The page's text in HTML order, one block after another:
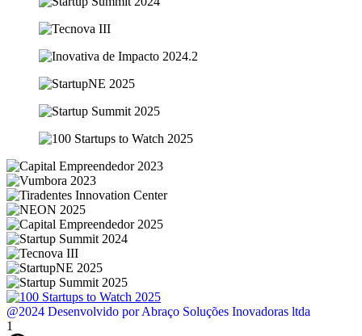
@2024 Desenvolvido por Abraço Soluções Inovadoras ltda
1